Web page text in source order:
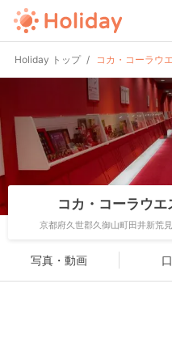
Holiday トップ コカ・コーラウ
コカ・コーラウ
京都府久世郡久御山町田井新荒
写真・動画